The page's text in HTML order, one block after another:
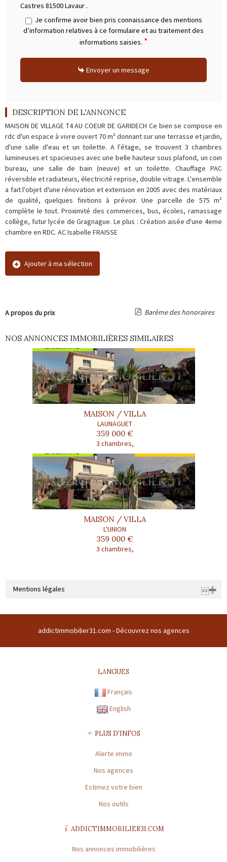
Castres 81500 Lavaur .
Je confirme avoir bien pris connaissance des mentions
d’information relatives à ce formulaire et au traitement des
informations saisies. *
Envoyer un message
DESCRIPTION DE L'ANNONCE
MAISON DE VILLAGE T4 AU COEUR DE GARIDECH Ce bien se compose en
rdc d'un espace à vivre ouvert 70 m² donnant sur une terrasse et jardin,
d'une salle d'eau et un toilette. A l'étage, se trouvent 3 chambres
lumineuses et spacieuses avec une belle hauteur sous plafond, un coin
bureau, une salle de bain (neuve) et un toilette. Chauffage PAC
réversible et radiateurs, électricité reprise, double vitrage. L'ensemble
a fait l'objet d'une rénovation et extension en 2005 avec des matériaux
de qualité, quelques finitions à prévoir. Une parcelle de 575 m²
complète le tout. Proximité des commerces, bus, écoles, ramassage
collège, futur lycée de Gragnague. Le plus : Création aisée d'une 4eme
chambre en RDC. AC Isabelle FRAISSE
Ajouter à ma sélection
A propos du prix Barème des honoraires
NOS ANNONCES IMMOBILIÈRES SIMILAIRES
MAISON / VILLA
LAUNAGUET
359 000 €
3 chambres,
MAISON / VILLA
L'UNION
359 000 €
3 chambres,
Mentions légales
Forme sociale : SARL | Numero TVA Intracommunautaire :
Capital : * | Caisse garantie financière : GALIAN | Montant garantie
Préfecture de délivrance de la carte professionnelle : TOULOUSE |
* : information non renseignée
addictimmobilier31.com -Découvrez nos agences
LANGUES
Français
English
PLUS D'INFOS
Alerte immo
Nos agences
Estimez votre bien
Nos outils
ADDICTIMMOBILIER31.COM
Nos annonces immobilières